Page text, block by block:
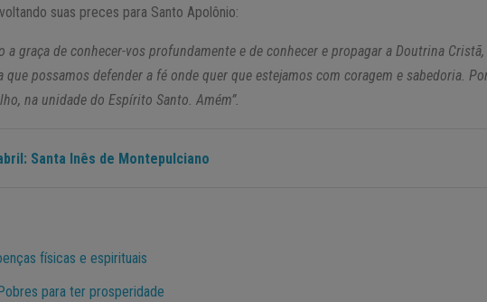
suas preces para Santo Apolônio:
a graça de conhecer-vos profundamente e de conhecer e propagar a Doutrina
possamos defender a fé onde quer que estejamos com coragem e sabedoria.
na unidade do Espírito Santo. Amém”.
Santa Inês de Montepulciano
físicas e espirituais
para ter prosperidade